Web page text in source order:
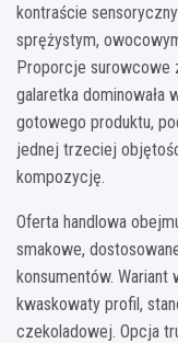
kontraście
sprężystym,
Proporcje surowcowe
galaretka dominowała
gotowego produktu,
jednej trzeciej
kompozycję.
Oferta handlowa
smakowe,
konsumentów. Wariant
kwaskowaty profil,
czekoladowej. Opcja